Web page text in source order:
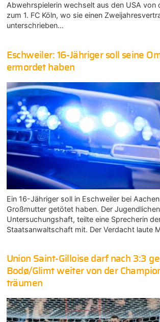
Abwehrspielerin wechselt aus den USA von
zum 1. FC Köln, wo sie einen
unterschrieben…
Eschweiler: 16-Jähriger soll seine
ermordet haben
Ein 16-Jähriger soll in Eschweiler bei
Großmutter getötet haben. Der
Untersuchungshaft, teilte eine Sprecherin
Staatsanwaltschaft mit. Der Verdacht laute
Union Saint-Gilloise darf nach 3:3
Bodø/Glimt weiter von der
träumen